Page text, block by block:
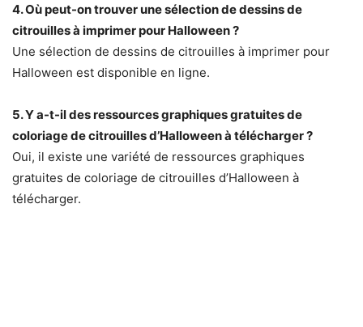
4. Où peut-on trouver une sélection de dessins de
citrouilles à imprimer pour Halloween ?
Une sélection de dessins de citrouilles à imprimer pour
Halloween est disponible en ligne.
5. Y a-t-il des ressources graphiques gratuites de
coloriage de citrouilles d’Halloween à télécharger ?
Oui, il existe une variété de ressources graphiques
gratuites de coloriage de citrouilles d’Halloween à
télécharger.